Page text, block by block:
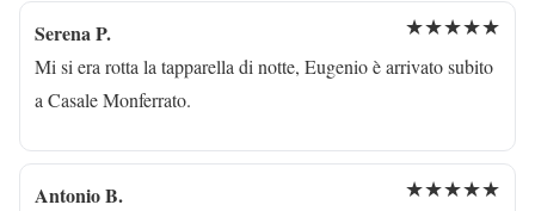
Serena P. ★★★★★
Mi si era rotta la tapparella di notte, Eugenio è arrivato subito
a Casale Monferrato.
Antonio B. ★★★★★